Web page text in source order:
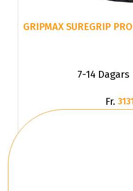
GRIPMAX SUREGRIP
7-14
Fr.